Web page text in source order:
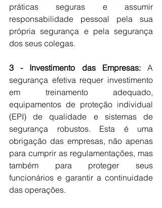
práticas seguras e assumir
responsabilidade pessoal pela sua
própria segurança e pela segurança
dos seus colegas.
3 - Investimento das Empresas: A
segurança efetiva requer investimento
em treinamento adequado,
equipamentos de proteção individual
(EPI) de qualidade e sistemas de
segurança robustos. Esta é uma
obrigação das empresas, não apenas
para cumprir as regulamentações, mas
também para proteger seus
funcionários e garantir a continuidade
das operações.